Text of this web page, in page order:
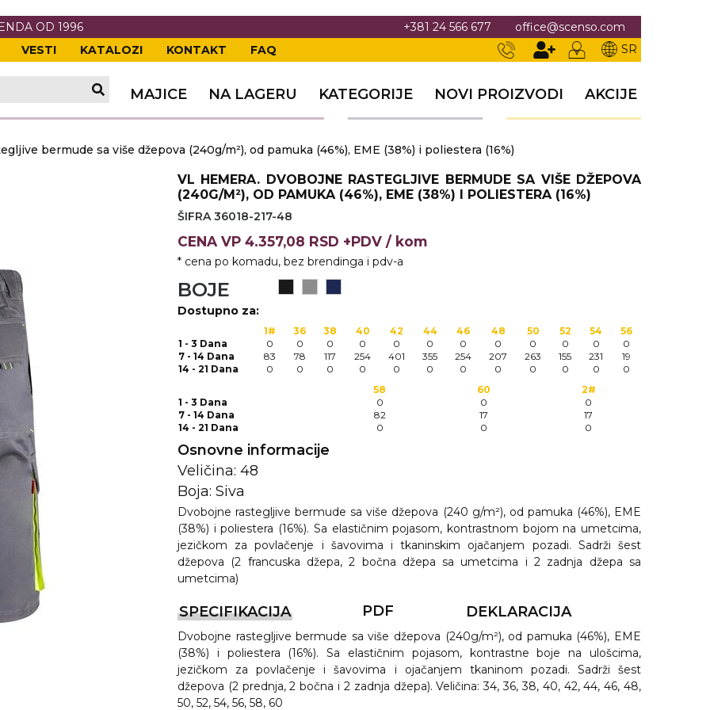
OD 1996 +381 24 566 677
office@scenso.com
VESTI KATALOZI KONTAKT FAQ SR
MAJICE NA LAGERU KATEGORIJE NOVI PROIZVODI AKCIJE
OPREMA
I PANOI
bermude sa više džepova (240g/m²), od pamuka (46%), EME (38%) i poliestera (16%)
VL HEMERA. DVOBOJNE RASTEGLJIVE BERMUDE SA VIŠE DŽEPOVA
(240G/M²), OD PAMUKA (46%), EME (38%) I POLIESTERA (16%)
ŠIFRA 36018-217-48
CENA VP 4.357,08 RSD +PDV / kom
* cena po komadu, bez brendinga i pdv-a
BOJE
Dostupno za:
1# 36 38 40 42 44 46 48 50 52 54
56
1 - 3 Dana
0 0 0 0 0 0 0 0 0 0 0
0
7 - 14 Dana
83 78 117 254 401 355 254 207 263 155 231
19
14 - 21 Dana
0 0 0 0 0 0 0 0 0 0 0
0
58
60
2#
1 - 3 Dana
0 0
0
7 - 14 Dana
82 17
17
14 - 21 Dana
0 0 0
Osnovne informacije
Veličina: 48
Boja: Siva
Dvobojne rastegljive bermude sa više džepova (240 g/m²), od pamuka (46%), EME
(38%) i poliestera (16%). Sa elastičnim pojasom, kontrastnom bojom na umetcima,
jezičkom za povlačenje i šavovima i tkaninskim ojačanjem pozadi. Sadrži šest
džepova (2 francuska džepa, 2 bočna džepa sa umetcima i 2 zadnja džepa sa
umetcima)
SPECIFIKACIJA PDF DEKLARACIJA
Dvobojne rastegljive bermude sa više džepova (240g/m²), od pamuka (46%), EME
(38%) i poliestera (16%). Sa elastičnim pojasom, kontrastne boje na ulošcima,
jezičkom za povlačenje i šavovima i ojačanjem tkaninom pozadi. Sadrži šest
džepova (2 prednja, 2 bočna i 2 zadnja džepa). Veličina: 34, 36, 38, 40, 42, 44, 46, 48,
50, 52, 54, 56, 58, 60